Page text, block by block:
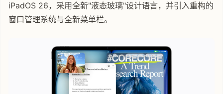
iPadOS 26，采用全新"液态玻璃"设计语言，并引入重构的
窗口管理系统与全新菜单栏。